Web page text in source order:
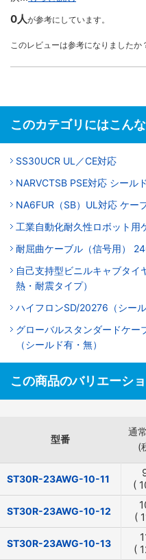
0人が参考にしています。
このレビューは参考になりましたか
このカテゴリにはこん
SS30UCR UL／CE対応
NARVCTSB PSE対応 シール
NA6FUR（SB）UL対応 ケー
工業自動化耐久性ロボット用
耐屈曲ケーブル（信号用）
自己支持型ビニルキャブタイ
熱・耐震タイプ）
ハイフロンSD/20276（シール
グローバルスタンダードケ
（シールド有・無）
この商品のバリエーシ
型番
通
(
ST30R-23AWG-10-11
(
ST30R-23AWG-10-12
(
ST30R-23AWG-10-13
(